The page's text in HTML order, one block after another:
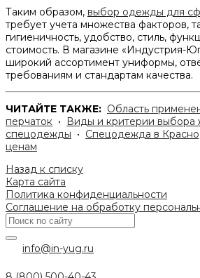
Таким образом, выбор одежды для
требует учета множества факторов,
гигиеничность, удобство, стиль,
стоимость. В магазине «Индустрия-
широкий ассортимент униформы,
требованиям и стандартам качества.
ЧИТАЙТЕ ТАКЖЕ: Область
перчаток •
Виды и критерии выбора
спецодежды • Спецодежда в
ценам
Назад к списку
Карта сайта
Политика конфиденциальности
Соглашение на обработку
info@in-yug.ru